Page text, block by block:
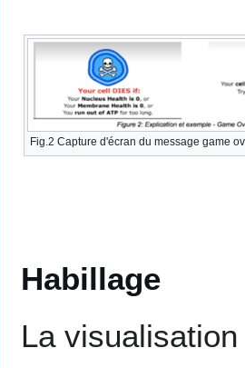
Fig.2 Capture d'écran du message game
Habillage
La